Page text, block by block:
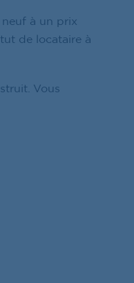
neuf à un prix
de locataire à
Vous